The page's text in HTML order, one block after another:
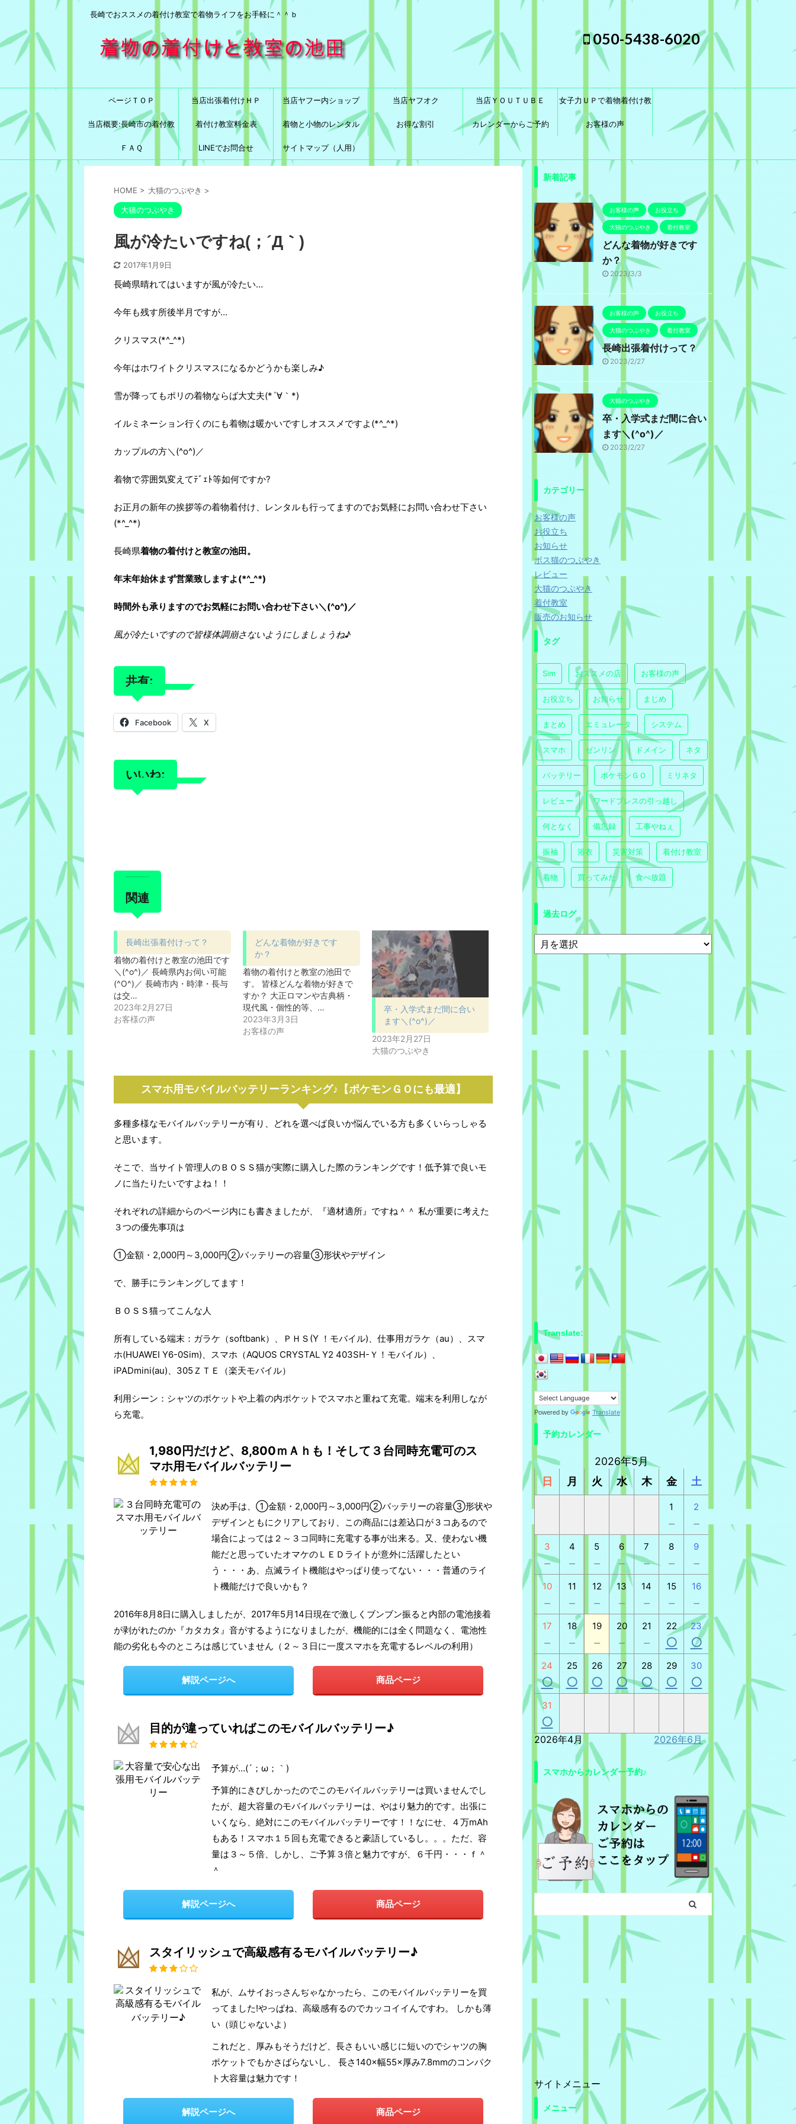
長崎でおススメの着付け教室で着物ライフをお手軽に＾＾ｂ
050-5438-6020
ページＴＯＰ 当店出張着付けＨＰ 当店ヤフー内ショップ 当店ヤフオク 当店ＹＯＵＴＵＢＥ 女子力ＵＰで着物着付け教
室に通おう！
当店概要:長崎市の着付教
室と言えば！
着付け教室料金表 着物と小物のレンタル お得な割引 カレンダーからご予約 お客様の声
ＦＡＱ LINEでお問合せ サイトマップ（人用）
HOME > 大猫のつぶやき >
大猫のつぶやき
風が冷たいですね(；´Д｀)
2017年1月9日
長崎県晴れてはいますが風が冷たい…
今年も残す所後半月ですが…
クリスマス(*^_^*)
今年はホワイトクリスマスになるかどうかも楽しみ♪
雪が降ってもポリの着物ならば大丈夫(*´∀｀*)
イルミネーション行くのにも着物は暖かいですしオススメですよ(*^_^*)
カップルの方＼(^o^)／
着物で雰囲気変えてﾃﾞｪﾄ等如何ですか?
お正月の新年の挨拶等の着物着付け、レンタルも行ってますのでお気軽にお問い合わせ下さい
(*^_^*)
長崎県着物の着付けと教室の池田。
年末年始休まず営業致しますよ(*^_^*)
時間外も承りますのでお気軽にお問い合わせ下さい＼(^o^)／
風が冷たいですので皆様体調崩さないようにしましょうね♪
共有:
Facebook X
いいね:
関連
長崎出張着付けって？
着物の着付けと教室の池田です
＼(^o^)／ 長崎県内お伺い可能
(^O^)／ 長崎市内・時津・長与
は交…
2023年2月27日
お客様の声
どんな着物が好きです
か？
着物の着付けと教室の池田で
す。 皆様どんな着物が好きで
すか？ 大正ロマンや古典柄・
現代風・個性的等、…
2023年3月3日
お客様の声
卒・入学式まだ間に合い
ます＼(^o^)／
2023年2月27日
大猫のつぶやき
スマホ用モバイルバッテリーランキング♪【ポケモンＧＯにも最適】
多種多様なモバイルバッテリーが有り、どれを選べば良いか悩んでいる方も多くいらっしゃる
と思います。
そこで、当サイト管理人のＢＯＳＳ猫が実際に購入した際のランキングです！低予算で良いモ
ノに当たりたいですよね！！
それぞれの詳細からのページ内にも書きましたが、『適材適所』ですね＾＾ 私が重要に考えた
３つの優先事項は
①金額・2,000円～3,000円②バッテリーの容量③形状やデザイン
で、勝手にランキングしてます！
ＢＯＳＳ猫ってこんな人
所有している端末：ガラケ（softbank）、ＰＨＳ(Y ！モバイル)、仕事用ガラケ（au）、スマ
ホ(HUAWEI Y6-0Sim)、スマホ（AQUOS CRYSTAL Y2 403SH-Ｙ！モバイル）、
iPADmini(au)、305ＺＴＥ（楽天モバイル）
利用シーン：シャツのポケットや上着の内ポケットでスマホと重ねて充電。端末を利用しなが
ら充電。
1,980円だけど、8,800ｍＡｈも！そして３台同時充電可のス
マホ用モバイルバッテリー
決め手は、①金額・2,000円～3,000円②バッテリーの容量③形状や
デザインともにクリアしており、この商品には差込口が３コあるので
場合によっては２～３コ同時に充電する事が出来る。又、使わない機
能だと思っていたオマケのＬＥＤライトが意外に活躍したとい
う・・・あ、点滅ライト機能はやっぱり使ってない・・・普通のライ
ト機能だけで良いかも？
2016年8月8日に購入しましたが、2017年5月14日現在で激しくブンブン振ると内部の電池接着
が剥がれたのか『カタカタ』音がするようになりましたが、機能的には全く問題なく、電池性
能の劣化も今のところは感じていません（２～３日に一度スマホを充電するレベルの利用）
解説ページへ 商品ページ
目的が違っていればこのモバイルバッテリー♪
予算が…(´；ω；｀)
予算的にきびしかったのでこのモバイルバッテリーは買いませんでし
たが、超大容量のモバイルバッテリーは、やはり魅力的です。出張に
いくなら、絶対にこのモバイルバッテリーです！！なにせ、４万mAh
もある！スマホ１５回も充電できると豪語しているし。。。ただ、容
量は３～５倍、しかし、ご予算３倍と魅力ですが、６千円・・・ｆ＾
＾
解説ページへ 商品ページ
スタイリッシュで高級感有るモバイルバッテリー♪
私が、ムサイおっさんぢゃなかったら、このモバイルバッテリーを買
ってました!やっぱね、高級感有るのでカッコイイんですわ。 しかも薄
い（頭じゃないよ）
これだと、厚みもそうだけど、長さもいい感じに短いのでシャツの胸
ポケットでもかさばらないし、 長さ140×幅55×厚み7.8mmのコンパク
ト大容量は魅力です！
解説ページへ 商品ページ
新着記事
お客様の声 お役立ち
大猫のつぶやき 着付教室
どんな着物が好きです
か？
2023/3/3
お客様の声 お役立ち
大猫のつぶやき 着付教室
長崎出張着付けって？
2023/2/27
大猫のつぶやき
卒・入学式まだ間に合い
ます＼(^o^)／
2023/2/27
カテゴリー
お客様の声
お役立ち
お知らせ
ボス猫のつぶやき
レビュー
大猫のつぶやき
着付教室
販売のお知らせ
タグ
Sim おススメの店 お客様の声
お役立ち お知らせ まじめ
まとめ エミュレータ システム
スマホ ゼンリン ドメイン ネタ
バッテリー ポケモンＧＯ ミリネタ
レビュー ワードプレスの引っ越し
何となく 備忘録 工事やねぇ
振袖 浴衣 災害対策 着付け教室
着物 買ってみた 食べ放題
過去ログ
Translate:
Powered by Translate
予約カレンダー
2026年5月
日
月 火 水 木 金 土
1
－
2
－
3
－
4
－
5
－
6
－
7
－
8
－
9
－
10
－
11
－
12
－
13
－
14
－
15
－
16
－
17
－
18
－
19
－
20
－
21
－
22
○
23
○
24
○
25
○
26
○
27
○
28
○
29
○
30
○
31
○
2026年4月 2026年6月
スマホからカレンダー予約♪
サイトメニュー
メニュー